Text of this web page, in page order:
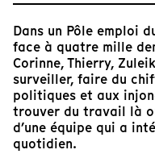
Dans un Pôle emploi
face à quatre mille
Corinne, Thierry,
surveiller, faire du
politiques et aux
trouver du travail là
d’une équipe qui a
quotidien.